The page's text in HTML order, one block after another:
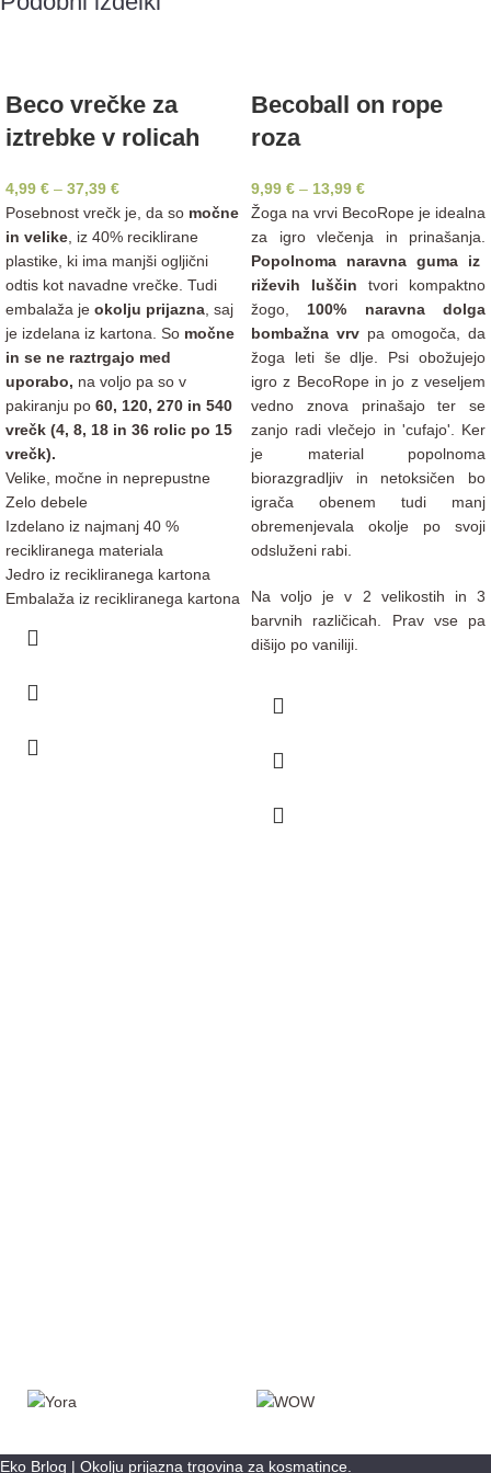
Beco vrečke za
iztrebke v rolicah
4,99 € – 37,39 €
Posebnost vrečk je, da so močne
in velike , iz 40% reciklirane
plastike, ki ima manjši ogljični
odtis kot navadne vrečke. Tudi
embalaža je okolju prijazna , saj
je izdelana iz kartona. So močne
in se ne raztrgajo med
uporabo, na voljo pa so v
pakiranju po 60, 120, 270 in 540
vrečk (4, 8, 18 in 36 rolic po 15
vrečk).
Velike, močne in neprepustne
Zelo debele
Izdelano iz najmanj 40 %
recikliranega materiala
Jedro iz recikliranega kartona
Embalaža iz recikliranega kartona
Becoball on rope
roza
9,99 € – 13,99 €
Žoga na vrvi BecoRope je idealna
za igro vlečenja in prinašanja.
Popolnoma naravna guma iz
riževih luščin tvori kompaktno
žogo,
100% naravna dolga
bombažna vrvpa omogoča, da
žoga leti še dlje. Psi obožujejo
igro z BecoRope in jo z veseljem
vedno znova prinašajo ter se
zanjo radi vlečejo in 'cufajo'. Ker
je material popolnoma
biorazgradljiv in netoksičen bo
igrača obenem tudi manj
obremenjevala okolje po svoji
odsluženi rabi.
Na voljo je v 2 velikostih in 3
barvnih različicah. Prav vse pa
dišijo po vaniliji.
Eko Brlog | Okolju prijazna trgovina za kosmatince.